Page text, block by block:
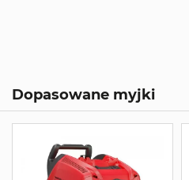
Dopasowane myjki